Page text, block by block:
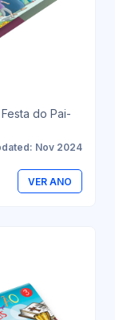
do Pai-
Nov 2024
VER ANO